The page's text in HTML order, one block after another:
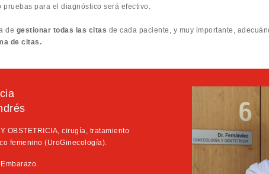
pruebas para el diagnóstico será efectivo.
de gestionar todas las citas de cada paciente, y muy importante,
de citas.
OBSTETRICIA, cirugía, tratamiento
femenino (UroGinecología).